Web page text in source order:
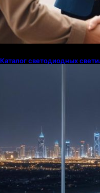
Каталог светодиодных